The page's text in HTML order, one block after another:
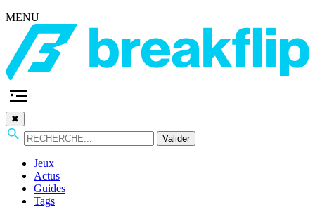
MENU
✖
Valider
Jeux
Actus
Guides
Tags